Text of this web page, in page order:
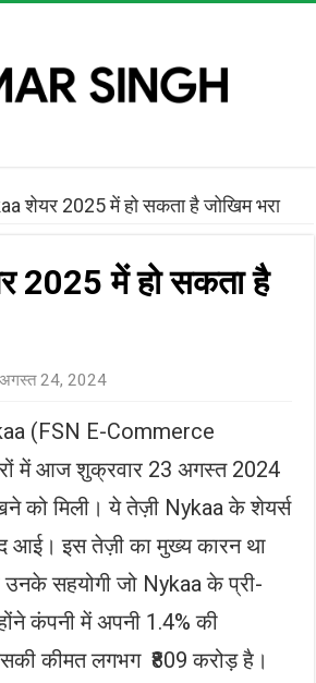
शेयर 2025 में हो सकता है जोखिम भरा
2025 में हो सकता है
अगस्त 24, 2024
(FSN E-Commerce
में आज शुक्रवार 23 अगस्त 2024
को मिली। ये तेज़ी Nykaa के शेयर्स
आई। इस तेज़ी का मुख्य कारन था
उनके सहयोगी जो Nykaa के प्री-
कंपनी में अपनी 1.4% की
कीमत लगभग ₹809 करोड़ है।